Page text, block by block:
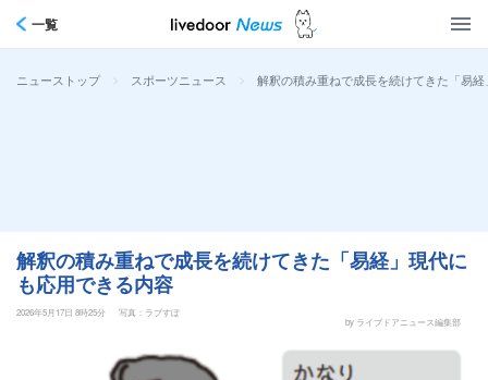
一覧
ニューストップ > スポーツニュース > 解釈の積み重ねで成長を続けてきた「易
解釈の積み重ねで成長を続けてきた「易経」現代に
も応用できる内容
2026年5月17日 8時25分
写真：ラブすぽ
by ライブドアニュース編集部